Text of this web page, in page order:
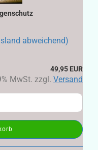
abweichend)
49,95 EUR
MwSt. zzgl. Versand